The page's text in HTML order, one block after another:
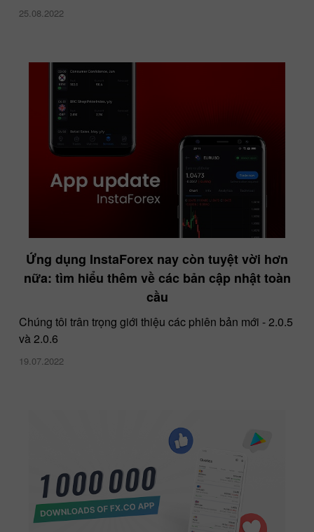
25.08.2022
Ứng dụng InstaForex nay còn tuyệt vời hơn
nữa: tìm hiểu thêm về các bản cập nhật toàn
cầu
Chúng tôi trân trọng giới thiệu các phiên bản mới - 2.0.5
và 2.0.6
19.07.2022